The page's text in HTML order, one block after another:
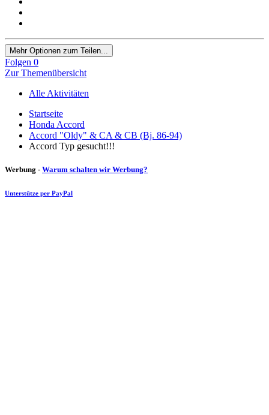
Mehr Optionen zum Teilen...
Folgen 0
Zur Themenübersicht
Alle Aktivitäten
Startseite
Honda Accord
Accord "Oldy" & CA & CB (Bj. 86-94)
Accord Typ gesucht!!!
Werbung - Warum schalten wir Werbung?
Unterstütze per PayPal